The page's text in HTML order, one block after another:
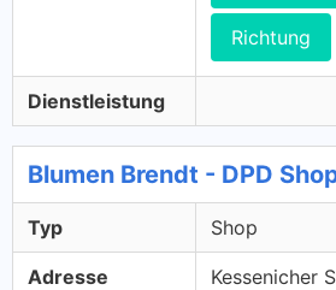
Richtung
Dienstleistung
Blumen Brendt - DPD
Typ Shop
Adresse
Kessenicher